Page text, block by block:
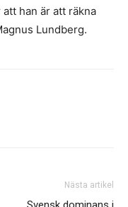
han är att räkna
Lundberg.
Nästa artikel